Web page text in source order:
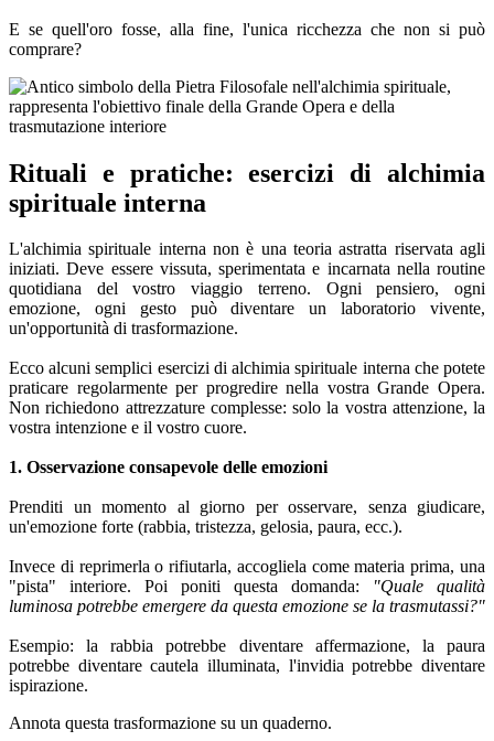
E se quell'oro fosse, alla fine, l'unica ricchezza che non si può
comprare?
Rituali e pratiche: esercizi di alchimia
spirituale interna
L'alchimia spirituale interna non è una teoria astratta riservata agli
iniziati. Deve essere vissuta, sperimentata e incarnata nella routine
quotidiana del vostro viaggio terreno. Ogni pensiero, ogni
emozione, ogni gesto può diventare un laboratorio vivente,
un'opportunità di trasformazione.
Ecco alcuni semplici esercizi di alchimia spirituale interna che potete
praticare regolarmente per progredire nella vostra Grande Opera.
Non richiedono attrezzature complesse: solo la vostra attenzione, la
vostra intenzione e il vostro cuore.
1. Osservazione consapevole delle emozioni
Prenditi un momento al giorno per osservare, senza giudicare,
un'emozione forte (rabbia, tristezza, gelosia, paura, ecc.).
Invece di reprimerla o rifiutarla, accogliela come materia prima, una
"pista" interiore. Poi poniti questa domanda:
"Quale qualità
luminosa potrebbe emergere da questa emozione se la trasmutassi?"
Esempio: la rabbia potrebbe diventare affermazione, la paura
potrebbe diventare cautela illuminata, l'invidia potrebbe diventare
ispirazione.
Annota questa trasformazione su un quaderno.